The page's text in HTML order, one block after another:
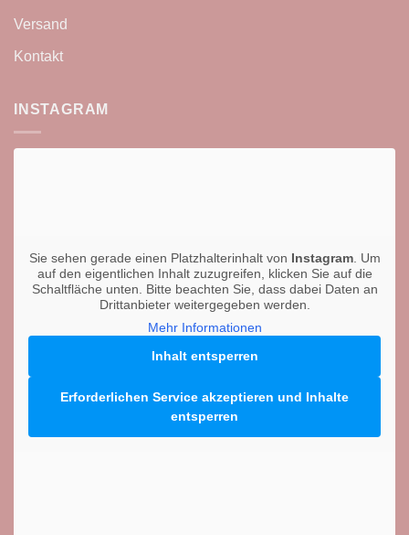
Versand
Kontakt
INSTAGRAM
Sie sehen gerade einen Platzhalterinhalt von Instagram. Um
auf den eigentlichen Inhalt zuzugreifen, klicken Sie auf die
Schaltfläche unten. Bitte beachten Sie, dass dabei Daten an
Drittanbieter weitergegeben werden.
Mehr Informationen
Inhalt entsperren
Erforderlichen Service akzeptieren und Inhalte
entsperren